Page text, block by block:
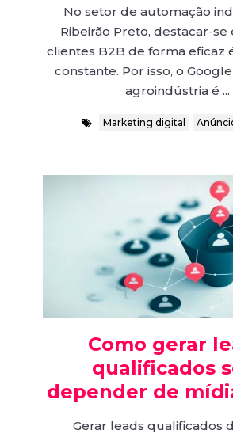
No setor de automação
Ribeirão Preto, destacar-se
clientes B2B de forma eficaz
constante. Por isso, o
agroindústria é ...
Marketing digital
Como gerar
qualificados
depender de
Gerar leads qualificados